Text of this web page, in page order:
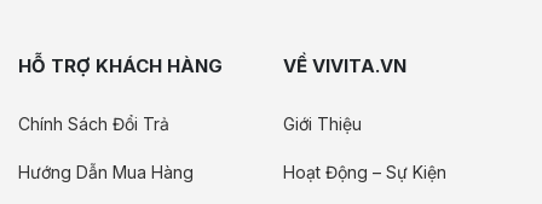
HỖ TRỢ KHÁCH HÀNG
Chính Sách Đổi Trả
Hướng Dẫn Mua Hàng
VỀ VIVITA.VN
Giới Thiệu
Hoạt Động – Sự Kiện